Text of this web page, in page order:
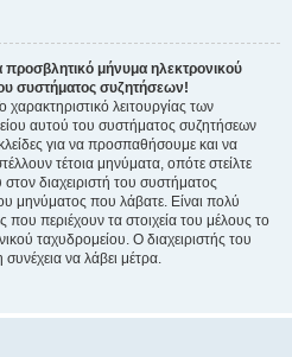
μήνυμα ηλεκτρονικού
συστήματος συζητήσεων!
λειτουργίας των
αυτού του συστήματος συζητήσεων
για να προσπαθήσουμε και να
τέτοια μηνύματα, οπότε στείλτε
διαχειριστή του συστήματος
μηνύματος που λάβατε. Είναι πολύ
που περιέχουν τα στοιχεία του μέλους το
ταχυδρομείου. Ο διαχειριστής του
να λάβει μέτρα.